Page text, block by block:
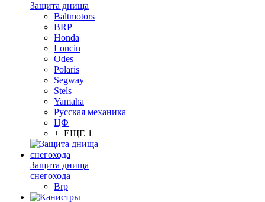
Защита днища
Baltmotors
BRP
Honda
Loncin
Odes
Polaris
Segway
Stels
Yamaha
Русская механика
ЦФ
+ ЕЩЕ 1
Защита днища
снегохода
Brp